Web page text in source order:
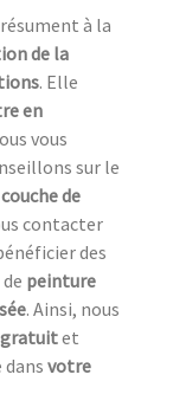
à la
de la
. Elle
en
vous
sur le
couche de
contacter
des
peinture
. Ainsi, nous
gratuitet
votre